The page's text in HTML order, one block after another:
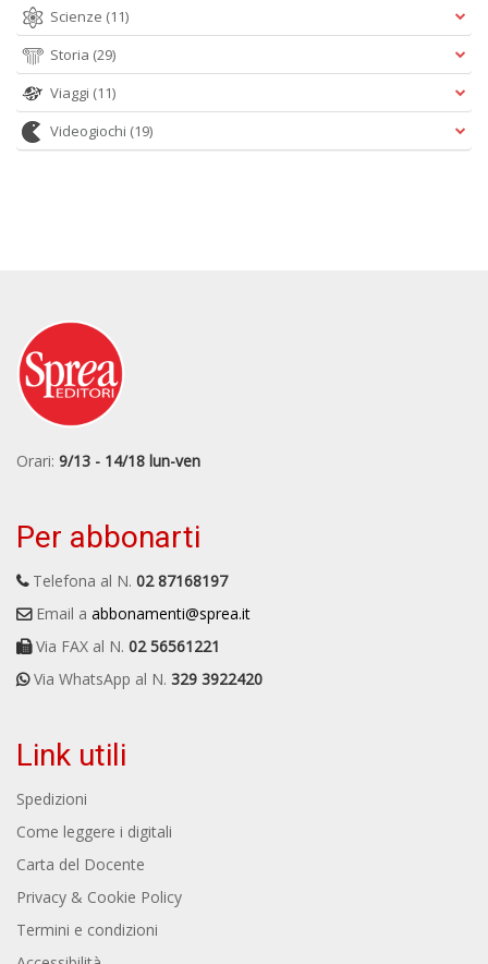
Scienze (11)
Storia (29)
Viaggi (11)
Videogiochi (19)
Orari: 9/13 - 14/18 lun-ven
Per abbonarti
Telefona al N. 02 87168197
Email a abbonamenti@sprea.it
Via FAX al N. 02 56561221
Via WhatsApp al N. 329 3922420
Link utili
Spedizioni
Come leggere i digitali
Carta del Docente
Privacy & Cookie Policy
Termini e condizioni